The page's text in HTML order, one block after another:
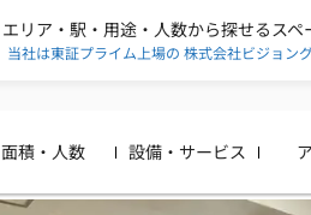
エリア・駅・用途・人数から探せるスペ
当社は東証プライム上場の 株式会社ビジョン
面積・人数 設備・サービス